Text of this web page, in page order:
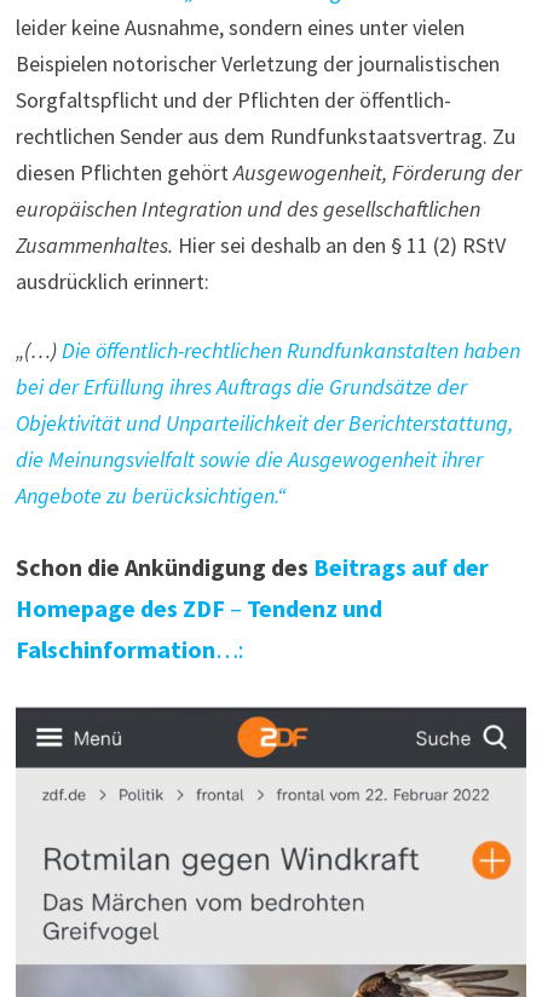
leider keine Ausnahme, sondern eines unter vielen
Beispielen notorischer Verletzung der journalistischen
Sorgfaltspflicht und der Pflichten der öffentlich-
rechtlichen Sender aus dem Rundfunkstaatsvertrag. Zu
diesen Pflichten gehörtAusgewogenheit, Förderung der
europäischen Integration und des gesellschaftlichen
Zusammenhaltes. Hier sei deshalb an den § 11 (2) RStV
ausdrücklich erinnert:
„(…) Die öffentlich-rechtlichen Rundfunkanstalten haben
bei der Erfüllung ihres Auftrags die Grundsätze der
Objektivität und Unparteilichkeit der Berichterstattung,
die Meinungsvielfalt sowie die Ausgewogenheit ihrer
Angebote zu berücksichtigen.“
Schon die Ankündigung des Beitrags auf der
Homepage des ZDF – Tendenz und
Falschinformation…: